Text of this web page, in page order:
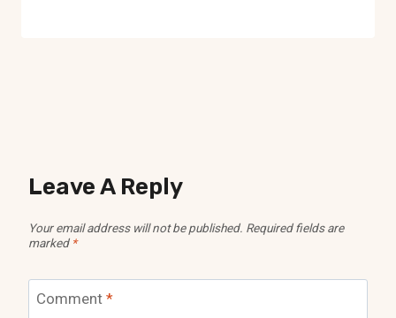
Leave A Reply
Your email address will not be published. Required fields are
marked *
Comment *